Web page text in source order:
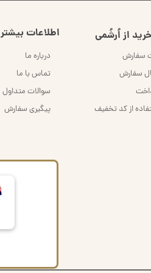
از اُرشُمی
سفارش
سفارش
از کد تخفیف
اطلاعات بیشتر
درباره ما
تماس با ما
سوالات متداول
پیگیری سفارش